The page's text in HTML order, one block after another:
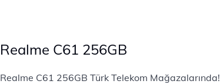
Realme C61 256GB
Realme C61 256GB Türk Telekom Mağazalarında!